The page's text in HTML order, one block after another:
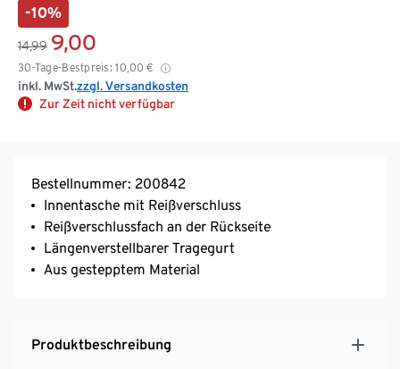
-10%
14,99 9,00
30-Tage-Bestpreis: 10,00 €
inkl. MwSt.zzgl. Versandkosten
Zur Zeit nicht verfügbar
Bestellnummer: 200842
Innentasche mit Reißverschluss
Reißverschlussfach an der Rückseite
Längenverstellbarer Tragegurt
Aus gestepptem Material
Produktbeschreibung